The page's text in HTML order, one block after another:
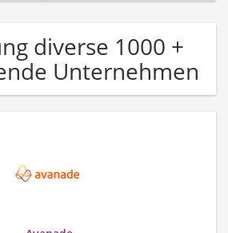
diverse 1000 +
Unternehmen